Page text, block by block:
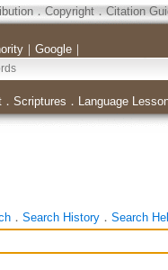
．Copyright．Citation
｜ Google｜
． Scriptures ． Language
． Search History． Search